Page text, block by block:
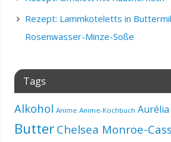
Rezept: Lammkoteletts in
Rosenwasser-Minze-Soße
Tags
Alkohol Anime Anime-Kochbuch
Butter Chelsea Monroe-